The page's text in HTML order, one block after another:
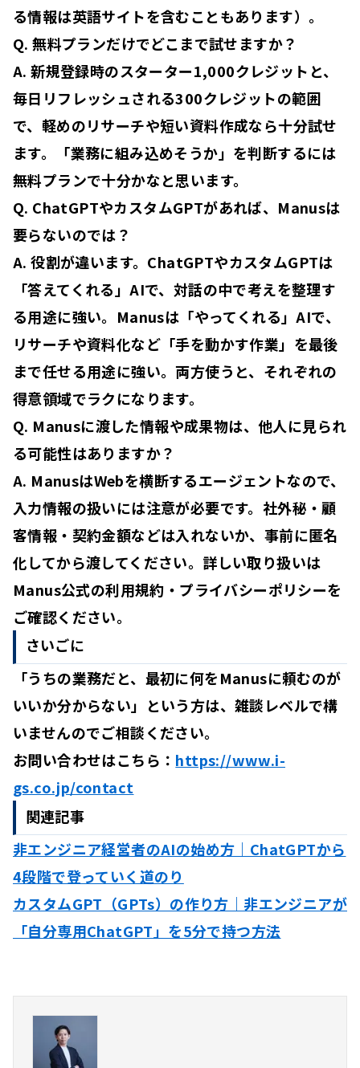
る情報は英語サイトを含むこともあります）。
Q. 無料プランだけでどこまで試せますか？
A. 新規登録時のスターター1,000クレジットと、
毎日リフレッシュされる300クレジットの範囲
で、軽めのリサーチや短い資料作成なら十分試せ
ます。「業務に組み込めそうか」を判断するには
無料プランで十分かなと思います。
Q. ChatGPTやカスタムGPTがあれば、Manusは
要らないのでは？
A. 役割が違います。ChatGPTやカスタムGPTは
「答えてくれる」AIで、対話の中で考えを整理す
る用途に強い。Manusは「やってくれる」AIで、
リサーチや資料化など「手を動かす作業」を最後
まで任せる用途に強い。両方使うと、それぞれの
得意領域でラクになります。
Q. Manusに渡した情報や成果物は、他人に見られ
る可能性はありますか？
A. ManusはWebを横断するエージェントなので、
入力情報の扱いには注意が必要です。社外秘・顧
客情報・契約金額などは入れないか、事前に匿名
化してから渡してください。詳しい取り扱いは
Manus公式の利用規約・プライバシーポリシーを
ご確認ください。
さいごに
「うちの業務だと、最初に何をManusに頼むのが
いいか分からない」という方は、雑談レベルで構
いませんのでご相談ください。
お問い合わせはこちら： https://www.i-
gs.co.jp/contact
関連記事
非エンジニア経営者のAIの始め方｜ChatGPTから
4段階で登っていく道のり
カスタムGPT（GPTs）の作り方｜非エンジニアが
「自分専用ChatGPT」を5分で持つ方法